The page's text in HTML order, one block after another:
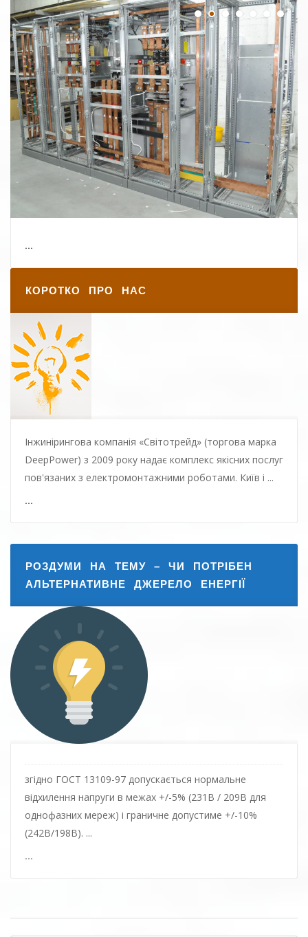
КОРОТКО ПРО НАС
Інжинірингова компанія «Світотрейд» (торгова марка
DeepPower) з 2009 року надає комплекс якісних послуг
пов'язаних з електромонтажними роботами. Київ і ...
...
РОЗДУМИ НА ТЕМУ – ЧИ ПОТРІБЕН
АЛЬТЕРНАТИВНЕ ДЖЕРЕЛО ЕНЕРГІЇ
згідно ГОСТ 13109-97 допускається нормальне
відхилення напруги в межах +/-5% (231В / 209В для
однофазних мереж) і граничне допустиме +/-10%
(242В/198В). ...
...